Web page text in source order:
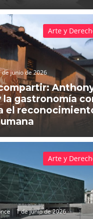
de junio de 2026
la gastronomía
el
Arte y
1 de junio de 2026
Arte y